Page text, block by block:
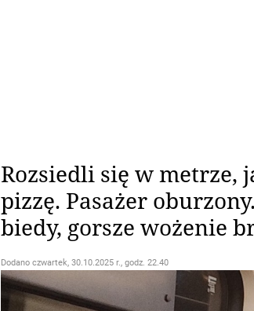
Rozsiedli się w metrze,
pizzę. Pasażer
biedy, gorsze wożenie
Dodano czwartek, 30.10.2025 r., godz. 22.40